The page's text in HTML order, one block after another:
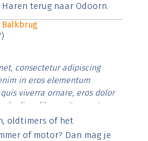
terug naar Odoorn.
consectetur adipiscing
in eros elementum
viverra ornare, eros dolor
diam libero vitae erat.
cursus id rutrum lorem
risus tristique posuere.
oldtimers of het
of motor? Dan mag je